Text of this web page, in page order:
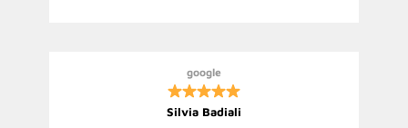
google
Silvia Badiali